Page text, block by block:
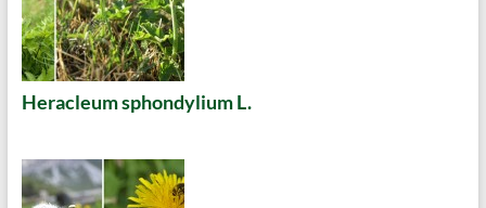
Heracleum sphondylium L.